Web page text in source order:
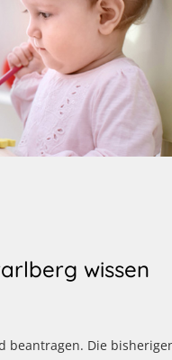
wissen
beantragen. Die